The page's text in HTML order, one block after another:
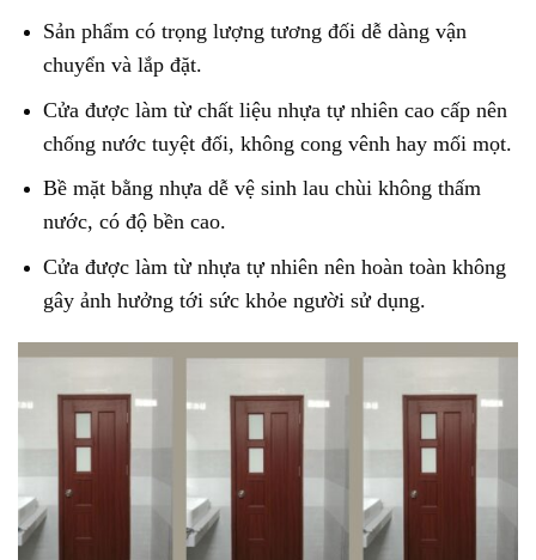
Sản phẩm có trọng lượng tương đối dễ dàng vận
chuyển và lắp đặt.
Cửa được làm từ chất liệu nhựa tự nhiên cao cấp nên
chống nước tuyệt đối, không cong vênh hay mối mọt.
Bề mặt bằng nhựa dễ vệ sinh lau chùi không thấm
nước, có độ bền cao.
Cửa được làm từ nhựa tự nhiên nên hoàn toàn không
gây ảnh hưởng tới sức khỏe người sử dụng.